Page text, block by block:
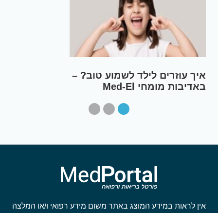
איך עוזרים לילד
סרבני
אין לראות במידע המוצג באתר משום מידע רפואי ו/או המלצה